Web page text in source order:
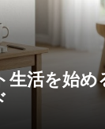
生活を始め